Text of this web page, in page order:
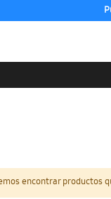
encontrar productos